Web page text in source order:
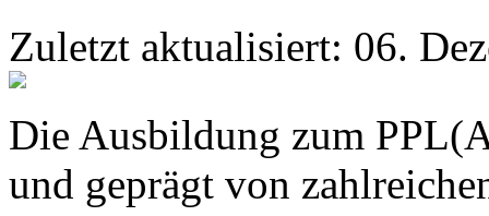
Zuletzt aktualisiert: 06.
Die Ausbildung zum
und geprägt von